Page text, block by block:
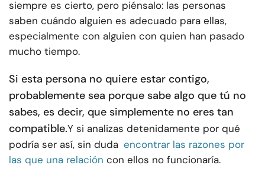
siempre es cierto, pero piénsalo: las personas
saben cuándo alguien es adecuado para ellas,
especialmente con alguien con quien han pasado
mucho tiempo.
Si esta persona no quiere estar contigo,
probablemente sea porque sabe algo que tú no
sabes, es decir, que simplemente no eres tan
compatible.Y si analizas detenidamente por qué
podría ser así, sin duda encontrar las razones por
las que una relación con ellos no funcionaría.